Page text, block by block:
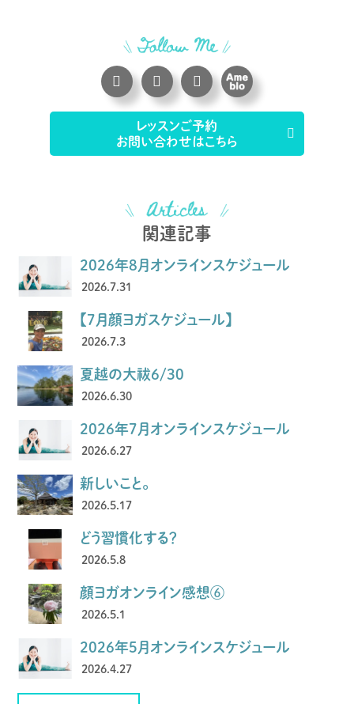
レッスンご予約
お問い合わせはこちら
関連記事
2026年8月オンラインスケジュール
2026.7.31
【7月顔ヨガスケジュール】
2026.7.3
夏越の大祓6/30
2026.6.30
2026年7月オンラインスケジュール
2026.6.27
新しいこと。
2026.5.17
どう習慣化する？
2026.5.8
顔ヨガオンライン感想⑥
2026.5.1
2026年5月オンラインスケジュール
2026.4.27